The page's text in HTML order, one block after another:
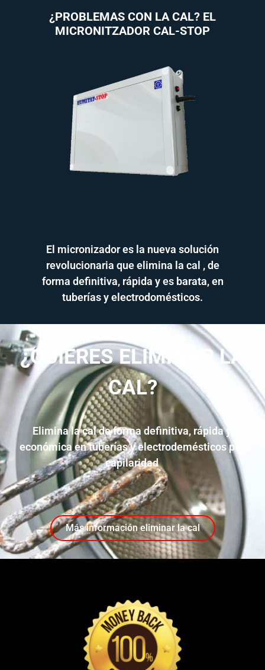
¿PROBLEMAS CON LA CAL? EL
MICRONITZADOR CAL-STOP
El micronizador es la nueva solución
revolucionaria que elimina la cal , de
forma definitiva, rápida y es barata, en
tuberías y electrodomésticos.
¿QUIERES ELIMINAR LA
CAL?
Elimina la cal de forma definitiva, rápida y
económica en tuberías y electrodemésticos por
capilaridad
Más información eliminar la cal